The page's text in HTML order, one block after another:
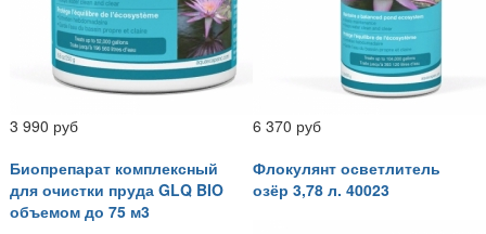
3 990 руб
6 370 руб
Биопрепарат комплексный
для очистки пруда GLQ BIO
объемом до 75 м3
Флокулянт осветлитель
озёр 3,78 л. 40023